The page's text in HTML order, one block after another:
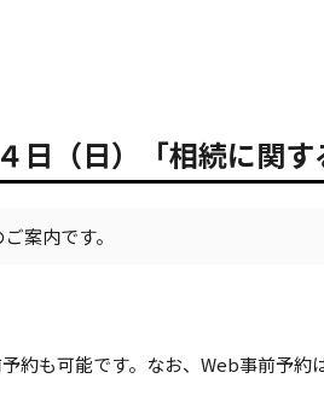
日（日）「相続に関
案内です。
も可能です。なお、Web事前予約